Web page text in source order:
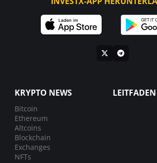
KRYPTO NEWS
Bitcoin
Ethereum
Altcoins
Blockchain
Exchanges
NFTs
LEITFADEN